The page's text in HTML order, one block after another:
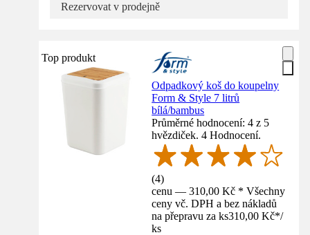
Rezervovat v prodejně
Top produkt
Odpadkový koš do koupelny
Form & Style 7 litrů
bílá/bambus
Průměrné hodnocení: 4 z 5
hvězdiček. 4 Hodnocení.
(4)
cenu — 310,00 Kč * Všechny
ceny vč. DPH a bez nákladů
na přepravu za ks310,00 Kč*/
ks